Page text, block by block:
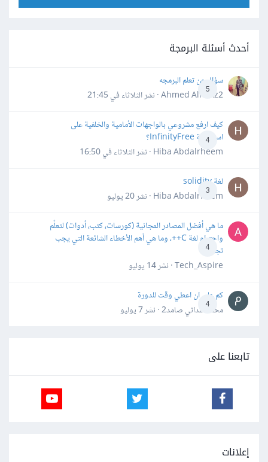
أحدث أسئلة البرمجة
5
سؤال عن تعلم البرمجه
Ahmed Alhafiz2 · نشر
الثلاثاء في 21:45
4
كيف ارفع مشروعي بالواجهات الأمامية والخلفية على
استضافة InfinityFree؟
Hiba Abdalrheem · نشر
الثلاثاء في 16:50
3
لغة solidity
Hiba Abdalrheem · نشر
20 يوليو
4
ما هي أفضل المصادر المجانية (كورسات، كتب، أدوات) لتعلّم
واحترام لغة C++، وما هي أهم الأخطاء الشائعة التي يجب
تجنبها؟
Tech_Aspire · نشر
14 يوليو
4
كم علي ان اعطي وقت للدورة
محمد سداتي صامد2 · نشر
7 يوليو
تابعنا على
إعلانات